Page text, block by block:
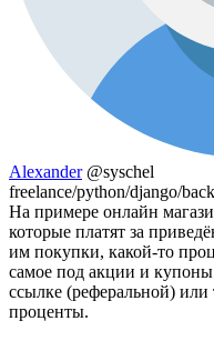
Alexander @syschel
freelance/python/django/
На примере онлайн
которые платят за
им покупки, какой-то
самое под акции и
ссылке (реферальной) или
проценты.